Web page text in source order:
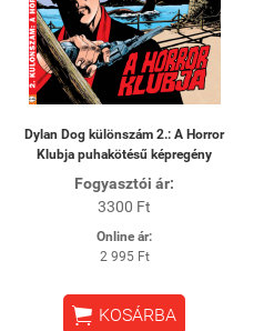
Dylan Dog különszám 2.: A Horror
Klubja puhakötésű képregény
Fogyasztói ár:
3300 Ft
Online ár:
2 995 Ft
 KOSÁRBA